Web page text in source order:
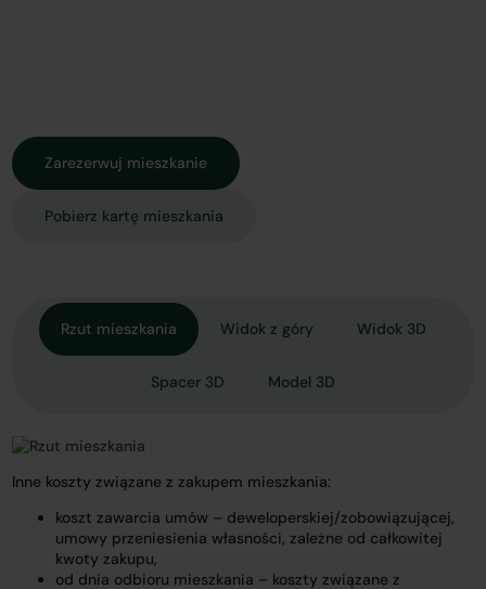
Rzut mieszkania Widok z góry Widok 3D
Spacer 3D Model 3D
Inne koszty związane z zakupem mieszkania:
koszt zawarcia umów – deweloperskiej/zobowiązującej,
umowy przeniesienia własności, zależne od całkowitej
kwoty zakupu,
od dnia odbioru mieszkania – koszty związane z
Zarezerwuj mieszkanie
Pobierz kartę mieszkania